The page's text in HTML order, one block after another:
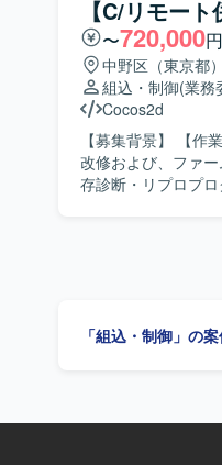
連絡・相談および
スピード感と責任
ましいです。 【ポジションの魅力】 車載ECUのファームウェアアップデートやセキュリティ強
化対応など、車載
発やC言語での開発
深めることができます。 【開発環境】 車載ECU向けNonOS環境でのC言
開発環境を想定し
を行います。
【C/リモー
〜720,000
中野区（東京都）
組込・制御(業務
Cocos2d
【募集背景】 【作業内容】 車載ECUのファームウェアアップデート（リプログラミング）機能
改修および、ファ
存診断・リプロプ
リティ強化に関する開発に携わる
「組込・制御」の